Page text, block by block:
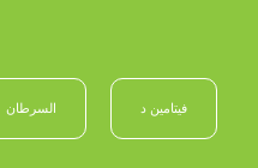
فيتامين د السرطان